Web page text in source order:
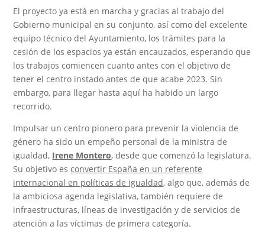
El proyecto ya está en marcha y gracias al trabajo del
Gobierno municipal en su conjunto, así como del excelente
equipo técnico del Ayuntamiento, los trámites para la
cesión de los espacios ya están encauzados, esperando que
los trabajos comiencen cuanto antes con el objetivo de
tener el centro instado antes de que acabe 2023. Sin
embargo, para llegar hasta aquí ha habido un largo
recorrido.
Impulsar un centro pionero para prevenir la violencia de
género ha sido un empeño personal de la ministra de
igualdad, Irene Montero, desde que comenzó la legislatura.
Su objetivo esconvertir España en un referente
internacional en políticas de igualdad, algo que, además de
la ambiciosa agenda legislativa, también requiere de
infraestructuras, líneas de investigación y de servicios de
atención a las víctimas de primera categoría.